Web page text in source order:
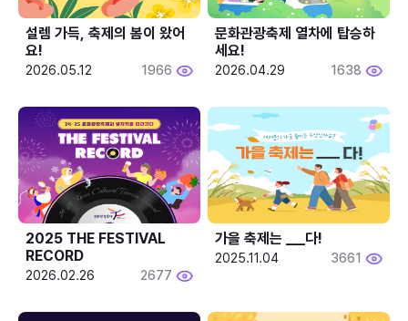
설렘 가득, 축제의 봄이 왔어
요!
2026.05.12 1966
문화관광축제 열차에 탑승하
세요!
2026.04.29 1638
2025 THE FESTIVAL
RECORD
2026.02.26 2677
2025.11.04 3661